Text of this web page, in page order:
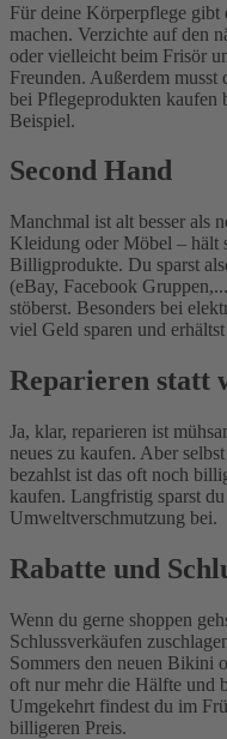
Für deine Körperpflege gibt
machen. Verzichte auf den
oder vielleicht beim Frisör
Freunden. Außerdem
bei Pflegeprodukten kaufen
Beispiel.
Second Hand
Manchmal ist alt besser als
Kleidung oder Möbel – hält
Billigprodukte. Du sparst
(eBay, Facebook
stöberst. Besonders bei
viel Geld sparen und
Reparieren statt
Ja, klar, reparieren ist
neues zu kaufen. Aber
bezahlst ist das oft noch
kaufen. Langfristig sparst
Umweltverschmutzung bei.
Rabatte und
Wenn du gerne shoppen
Schlussverkäufen
Sommers den neuen Bikini
oft nur mehr die Hälfte und
Umgekehrt findest du im
billigeren Preis.